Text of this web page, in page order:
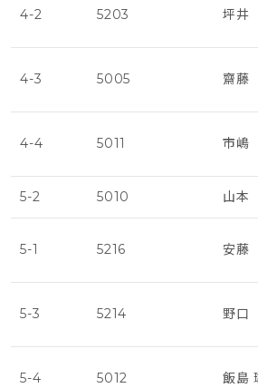
4-2 5203 坪井
4-3 5005 齋藤
4-4 5011 市嶋
5-2 5010 山本
5-1 5216 安藤
5-3 5214 野口
5-4 5012 飯島